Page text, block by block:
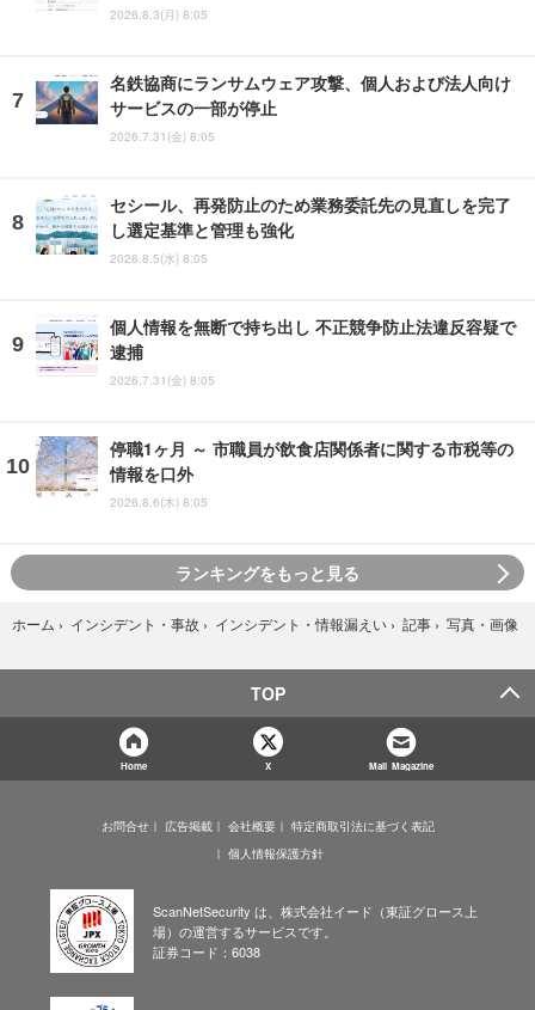
2026.8.3(月) 8:05
名鉄協商にランサムウェア攻撃、個人および法人向け
サービスの一部が停止
2026.7.31(金) 8:05
セシール、再発防止のため業務委託先の見直しを完了
し選定基準と管理も強化
2026.8.5(水) 8:05
個人情報を無断で持ち出し 不正競争防止法違反容疑で
逮捕
2026.7.31(金) 8:05
停職1ヶ月 ～ 市職員が飲食店関係者に関する市税等の
情報を口外
2026.8.6(木) 8:05
ランキングをもっと見る
ホーム › インシデント・事故 › インシデント・情報漏えい › 記事 › 写真・画像
TOP
Home X Mail Magazine
お問合せ 広告掲載 会社概要
特定商取引法に基づく表記
個人情報保護方針
ScanNetSecurity は、株式会社イード（東証グロース上
場）の運営するサービスです。
証券コード：6038